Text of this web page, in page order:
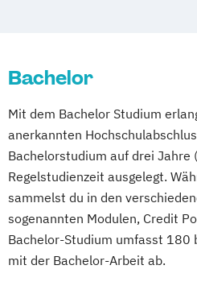
Experience Management
Management
Management
Business
Business Intelligence
Softwareentwicklung
Rechtswissenschaften
Nawi-Tec für
Neuere deutsche
medienkulturellen
Philosophie -
Kontext
Politikwissenschaft –
Bachelor
Mit dem Bachelor Studium
anerkannten
Bachelorstudium auf drei Jahre
Regelstudienzeit ausgelegt.
sammelst du in den
sogenannten Modulen, Credit
Bachelor-Studium umfasst 180
mit der Bachelor-Arbeit ab.